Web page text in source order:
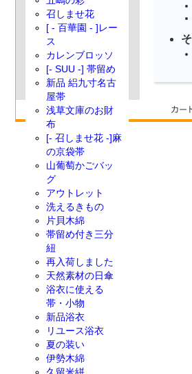
召しませ花
[ - 百華園 - ]レー
ス
カレンブロッソ
[- SUU -] 帯留め
新品 絽九寸名古
屋帯
浅草文庫のお財
布
[- 召しませ花 -]麻
の京袋帯
山葡萄かごバッ
グ
アウトレット
洗えるきもの
片貝木綿
帯留め付き三分
紐
再入荷しました
天然素材の日傘
浴衣に使える
帯・小物
新品浴衣
リユース浴衣
夏の装い
伊勢木綿